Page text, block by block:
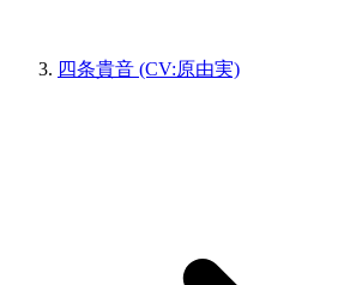
四条貴音 (CV:原由実)